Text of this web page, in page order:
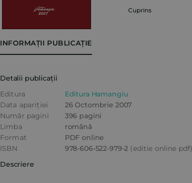
Cuprins
INFORMAȚII PUBLICAȚIE
Detalii publicații
Editura
Editura Hamangiu
Data apariției
26 Octombrie 2007
Număr pagini
396 pagini
Limba
română
Format
PDF online
ISBN
978-606-522-979-2 (editie online pdf)
Descriere